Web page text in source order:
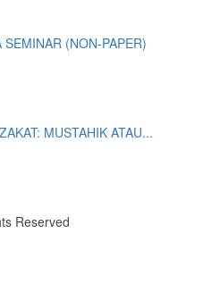
SEMINAR (NON-PAPER)
MUSTAHIK ATAU...
Reserved